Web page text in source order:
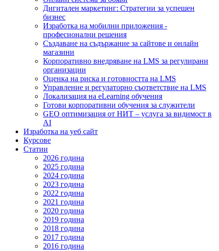
Дигитален маркетинг: Стратегии за успешен
бизнес
Изработка на мобилни приложения -
професионални решения
Създаване на съдържание за сайтове и онлайн
магазини
Корпоративно внедряване на LMS за регулирани
организации
Оценка на риска и готовността на LMS
Управление и регулаторно съответствие на LMS
Локализация на eLearning обучения
Готови корпоративни обучения за служители
GEO оптимизация от НИТ – услуга за видимост в
AI
Изработка на уеб сайт
Курсове
Статии
2026 година
2025 година
2024 година
2023 година
2022 година
2021 година
2020 година
2019 година
2018 година
2017 година
2016 година